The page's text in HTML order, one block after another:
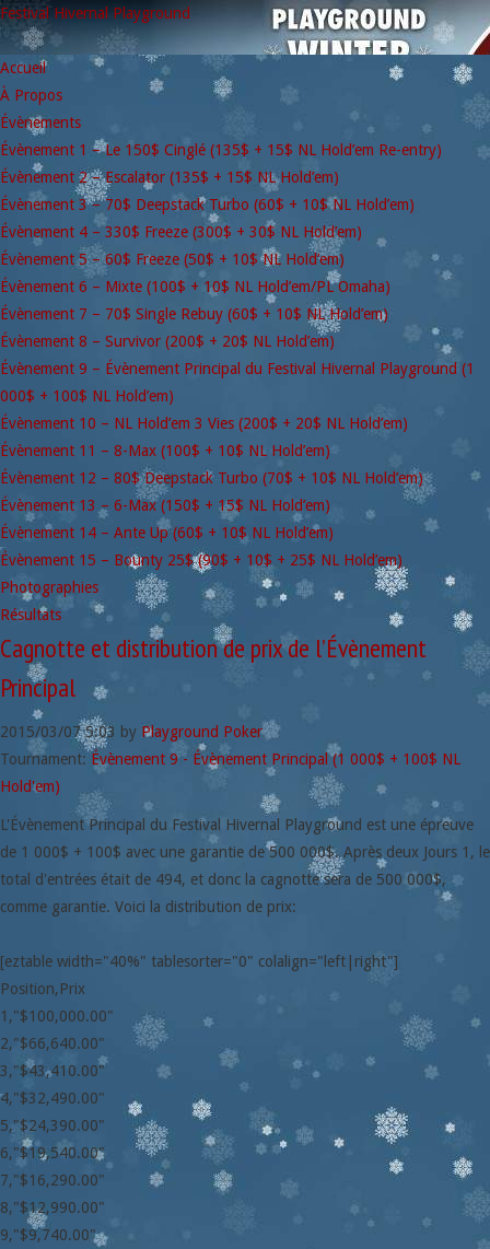
Festival Hivernal Playground
Accueil
À Propos
Évènements
Évènement 1 – Le 150$ Cinglé (135$ + 15$ NL Hold’em Re-entry)
Évènement 2 – Escalator (135$ + 15$ NL Hold’em)
Évènement 3 – 70$ Deepstack Turbo (60$ + 10$ NL Hold’em)
Évènement 4 – 330$ Freeze (300$ + 30$ NL Hold’em)
Évènement 5 – 60$ Freeze (50$ + 10$ NL Hold’em)
Évènement 6 – Mixte (100$ + 10$ NL Hold’em/PL Omaha)
Évènement 7 – 70$ Single Rebuy (60$ + 10$ NL Hold’em)
Évènement 8 – Survivor (200$ + 20$ NL Hold’em)
Évènement 9 – Évènement Principal du Festival Hivernal Playground (1
000$ + 100$ NL Hold’em)
Évènement 10 – NL Hold’em 3 Vies (200$ + 20$ NL Hold’em)
Évènement 11 – 8-Max (100$ + 10$ NL Hold’em)
Évènement 12 – 80$ Deepstack Turbo (70$ + 10$ NL Hold’em)
Évènement 13 – 6-Max (150$ + 15$ NL Hold’em)
Évènement 14 – Ante Up (60$ + 10$ NL Hold’em)
Évènement 15 – Bounty 25$ (90$ + 10$ + 25$ NL Hold’em)
Photographies
Résultats
Cagnotte et distribution de prix de l’Évènement
Principal
2015/03/07 5:03 by Playground Poker
Tournament:Évènement 9 - Évènement Principal (1 000$ + 100$ NL
Hold'em)
L'Évènement Principal du Festival Hivernal Playground est une épreuve
de 1 000$ + 100$ avec une garantie de 500 000$. Après deux Jours 1, le
total d'entrées était de 494, et donc la cagnotte sera de 500 000$,
comme garantie. Voici la distribution de prix:
[eztable width="40%" tablesorter="0" colalign="left|right"]
Position,Prix
1,"$100,000.00"
2,"$66,640.00"
3,"$43,410.00"
4,"$32,490.00"
5,"$24,390.00"
6,"$19,540.00"
7,"$16,290.00"
8,"$12,990.00"
9,"$9,740.00"